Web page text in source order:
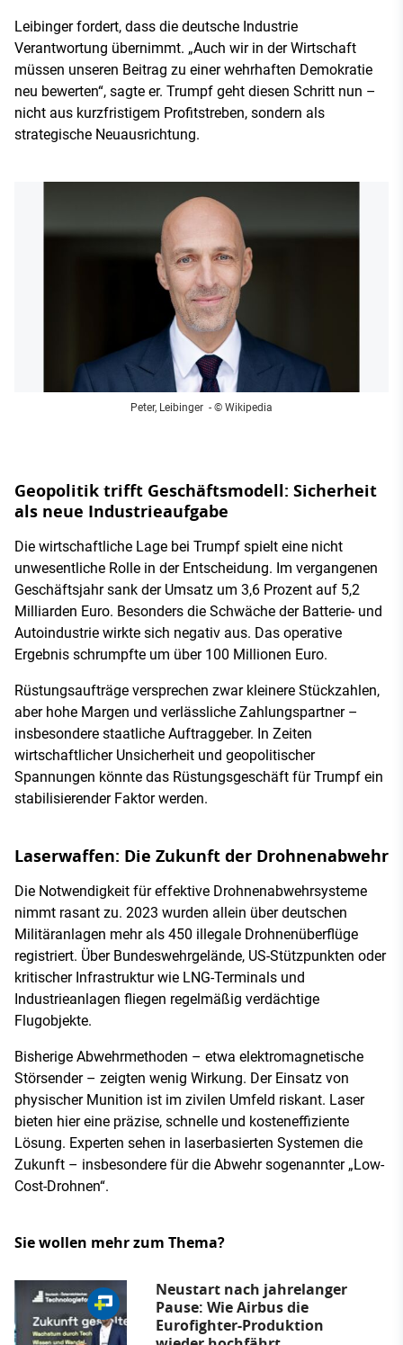
Leibinger fordert, dass die deutsche Industrie
Verantwortung übernimmt. „Auch wir in der Wirtschaft
müssen unseren Beitrag zu einer wehrhaften Demokratie
neu bewerten“, sagte er. Trumpf geht diesen Schritt nun –
nicht aus kurzfristigem Profitstreben, sondern als
strategische Neuausrichtung.
Peter, Leibinger - © Wikipedia
Geopolitik trifft Geschäftsmodell: Sicherheit
als neue Industrieaufgabe
Die wirtschaftliche Lage bei Trumpf spielt eine nicht
unwesentliche Rolle in der Entscheidung. Im vergangenen
Geschäftsjahr sank der Umsatz um 3,6 Prozent auf 5,2
Milliarden Euro. Besonders die Schwäche der Batterie- und
Autoindustrie wirkte sich negativ aus. Das operative
Ergebnis schrumpfte um über 100 Millionen Euro.
Rüstungsaufträge versprechen zwar kleinere Stückzahlen,
aber hohe Margen und verlässliche Zahlungspartner –
insbesondere staatliche Auftraggeber. In Zeiten
wirtschaftlicher Unsicherheit und geopolitischer
Spannungen könnte das Rüstungsgeschäft für Trumpf ein
stabilisierender Faktor werden.
Laserwaffen: Die Zukunft der Drohnenabwehr
Die Notwendigkeit für effektive Drohnenabwehrsysteme
nimmt rasant zu. 2023 wurden allein über deutschen
Militäranlagen mehr als 450 illegale Drohnenüberflüge
registriert. Über Bundeswehrgelände, US-Stützpunkten oder
kritischer Infrastruktur wie LNG-Terminals und
Industrieanlagen fliegen regelmäßig verdächtige
Flugobjekte.
Bisherige Abwehrmethoden – etwa elektromagnetische
Störsender – zeigten wenig Wirkung. Der Einsatz von
physischer Munition ist im zivilen Umfeld riskant. Laser
bieten hier eine präzise, schnelle und kosteneffiziente
Lösung. Experten sehen in laserbasierten Systemen die
Zukunft – insbesondere für die Abwehr sogenannter „Low-
Cost-Drohnen“.
Sie wollen mehr zum Thema?
Neustart nach jahrelanger
Pause: Wie Airbus die
Eurofighter-Produktion